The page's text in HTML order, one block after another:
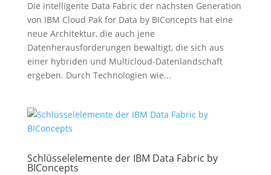
Die intelligente Data Fabric der nächsten Generation
von IBM Cloud Pak for Data by BIConcepts hat eine
neue Architektur, die auch jene
Datenherausforderungen bewältigt, die sich aus
einer hybriden und Multicloud-Datenlandschaft
ergeben. Durch Technologien wie...
Schlüsselelemente der IBM Data Fabric by
BIConcepts